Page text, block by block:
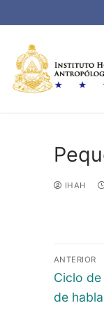
al
contenido
IHAH
de
ANTERIOR
Entrada
anterior:
Ciclo
de